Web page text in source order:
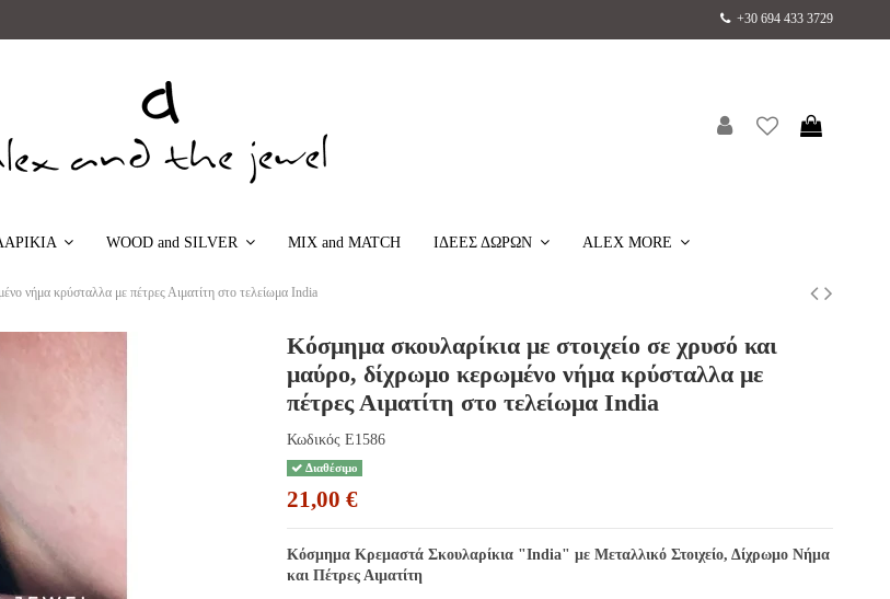
+30 694 433 3729
WOOD and SILVER MIX and MATCH ΙΔΕΕΣ ΔΩΡΩΝ ALEX MORE
νήμα κρύσταλλα με πέτρες Αιματίτη στο τελείωμα India
Κόσμημα σκουλαρίκια με στοιχείο σε χρυσό και
μαύρο, δίχρωμο κερωμένο νήμα κρύσταλλα με
πέτρες Αιματίτη στο τελείωμα India
Κωδικός E1586
Διαθέσιμο
21,00 €
Κόσμημα Κρεμαστά Σκουλαρίκια "India" με Μεταλλικό Στοιχείο, Δίχρωμο Νήμα
και Πέτρες Αιματίτη